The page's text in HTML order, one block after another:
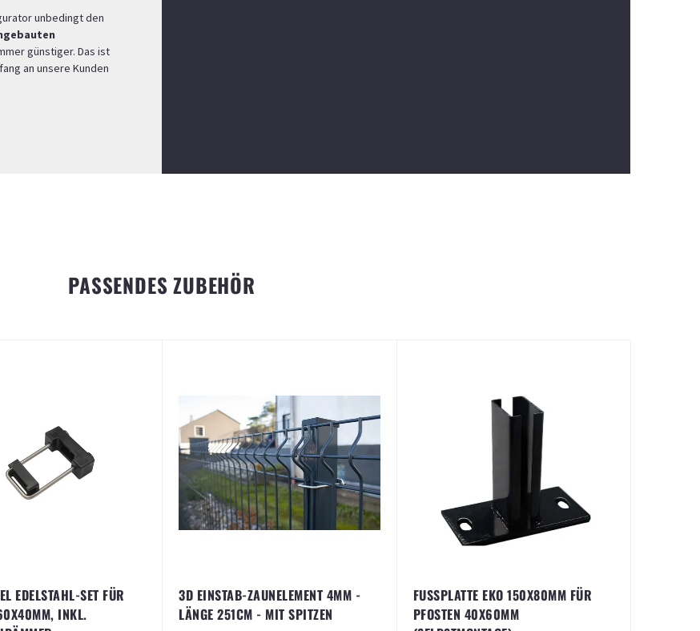
unbedingt den
günstiger. Das ist
an unsere Kunden
PASSENDES ZUBEHÖR
EDELSTAHL-SET FÜR
INKL.
3D EINSTAB-ZAUNELEMENT 4MM -
LÄNGE 251CM - MIT SPITZEN
FUSSPLATTE EKO 150X80MM FÜR P
FOSTEN 40X60MM (